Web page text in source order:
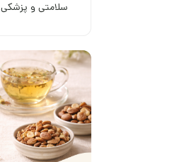
سلامتی و پزشکی